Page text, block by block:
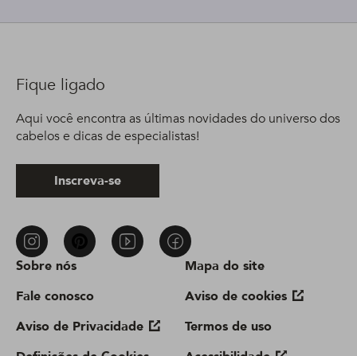
Sobre nós
Fale conosco
Aviso de Privacidade
Mapa do site
Aviso de cookies
Termos de uso
Fique ligado
Aqui você encontra as últimas novidades do universo dos
cabelos e dicas de especialistas!
Inscreva-se